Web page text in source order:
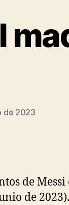
de 2023
de
de 2023).